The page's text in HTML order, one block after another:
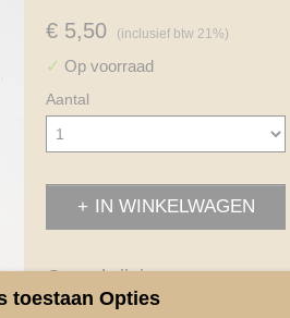
€ 5,50 (inclusief btw 21%)
✓ Op voorraad
Aantal
IN WINKELWAGEN
Omschrijving
toestaan Opties